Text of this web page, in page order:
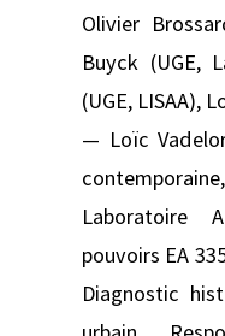
Olivier
Buyck (UGE,
(UGE, LISAA),
— Loïc
Laboratoire
pouvoirs EA
Diagnostic